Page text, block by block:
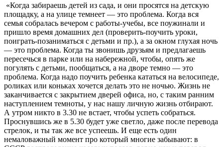
«Когда забираешь детей из сада, и они просятся на детскую
площадку, а на улице темнеет — это проблема. Когда вся
семья собралась вечером с работы-учебы, все поужинали и
пришло время домашних дел (проверить-поучить уроки,
поиграть-позаниматься с детьми и пр.), а за окном глухая ночь
— это проблема. Когда ты звонишь друзьям и предлагаешь
пересечься в парке или на набережной, чтобы, опять же
погулять с детьми, пообщаться, а на дворе темно — это
проблема. Когда надо поучить ребенка кататься на велосипеде,
роликах или коньках хочется делать это не ночью. Жизнь не
заканчивается с закрытием дверей офиса, но, с таким ранним
наступлением темноты, у нас нашу личную жизнь отбирают.
А утром никто в 3.30 не встает, чтобы успеть собраться.
Проснувшись же в 5.30 будет уже светло, даже после перевода
стрелок, и ты так же все успеешь. И еще есть один
немаловажный момент про который многие забывают: в